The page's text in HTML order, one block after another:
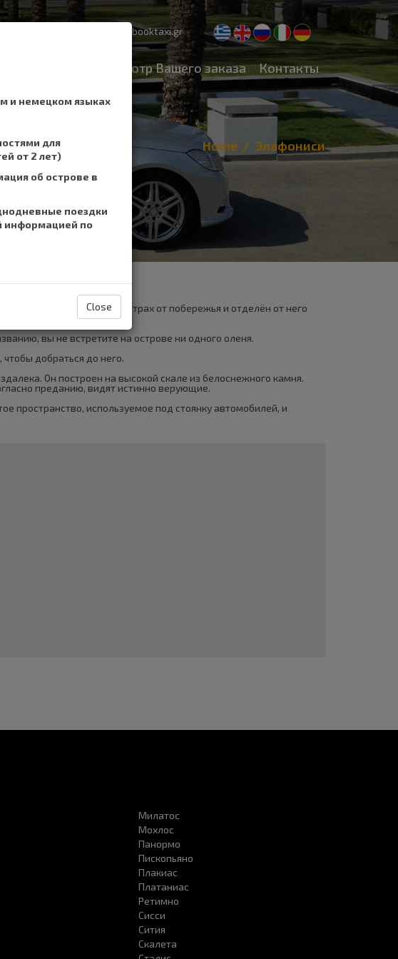
и немецком языках
для
от 2 лет)
об острове в
поездки
информацией по
Close
support@cretebooktaxi.gr
Просмотр Вашего заказа Контакты
Home Элафониси
расположен в 200 метрах от побережья и отделён от него
вы не встретите на острове ни одного оленя.
добраться до него.
Он построен на высокой скале из белоснежного камня.
преданию, видят истинно верующие.
пространство, используемое под стоянку автомобилей, и
Милатос
Мохлос
Панормо
Пископьяно
Плакиас
Платаниас
Ретимно
Сисси
Сития
Скалета